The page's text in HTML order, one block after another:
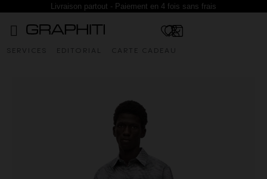
Livraison partout - Paiement en 4 fois sans frais
SERVICES EDITORIAL CARTE CADEAU